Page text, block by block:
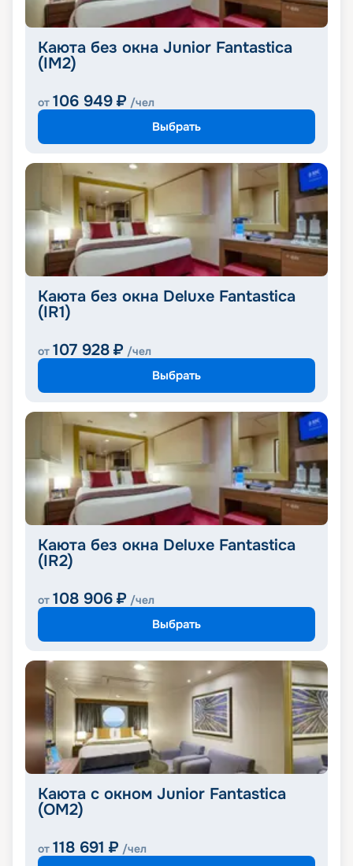
Каюта без окна Junior Fantastica
(IM2)
от 106 949 ₽ /чел
Выбрать
Каюта без окна Deluxe Fantastica
(IR1)
от 107 928 ₽ /чел
Выбрать
Каюта без окна Deluxe Fantastica
(IR2)
от 108 906 ₽ /чел
Выбрать
Каюта с окном Junior Fantastica
(OM2)
от 118 691 ₽ /чел